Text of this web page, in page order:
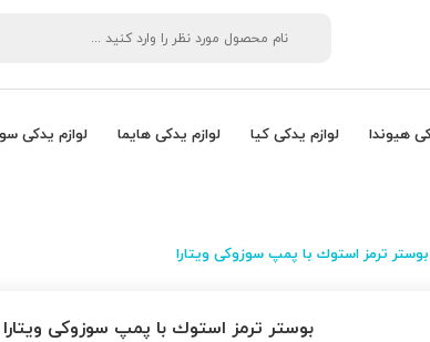
هیوندا لوازم یدکی کیا لوازم یدکی هایما لوازم یدکی
بوستر ترمز استوك با پمپ سوزوکی ویتارا
بوستر ترمز استوك با پمپ سوزوکی ویتارا